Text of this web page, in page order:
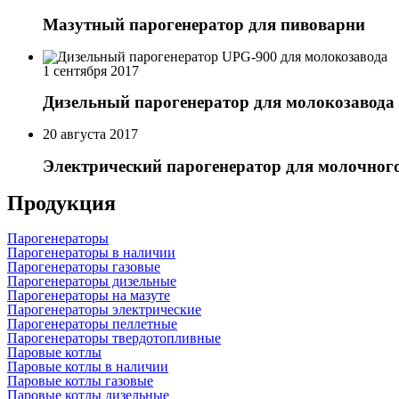
Мазутный парогенератор для пивоварни
1 сентября 2017
Дизельный парогенератор для молокозавода
20 августа 2017
Электрический парогенератор для
Продукция
Парогенераторы
Парогенераторы в наличии
Парогенераторы газовые
Парогенераторы дизельные
Парогенераторы на мазуте
Парогенераторы электрические
Парогенераторы пеллетные
Парогенераторы твердотопливные
Паровые котлы
Паровые котлы в наличии
Паровые котлы газовые
Паровые котлы дизельные